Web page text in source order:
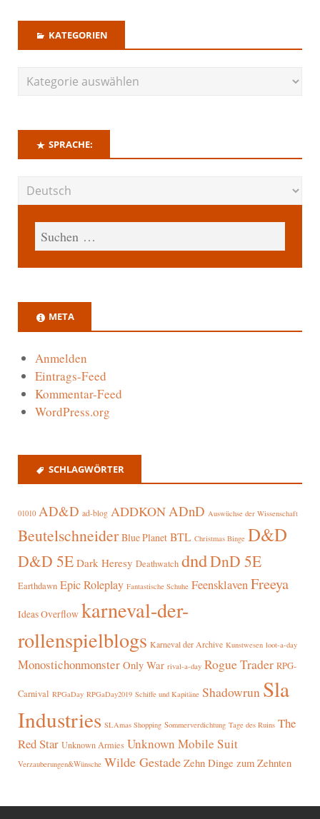
KATEGORIEN
SPRACHE:
META
Anmelden
Eintrags-Feed
Kommentar-Feed
WordPress.org
SCHLAGWÖRTER
01010 AD&D ad-blog ADDKONADnD Auswüchse der Wissenschaft
Beutelschneider Blue Planet BTL Christmas Binge D&D
D&D 5E Dark Heresy Deathwatch dndDnD 5E
Earthdawn Epic Roleplay Fantastische Schuhe FeensklavenFreeya
Ideas Overflow karneval-der-
rollenspielblogs Karneval der Archive Kunstwesen loot-a-day
Monostichonmonster Only War rival-a-day Rogue Trader RPG-
Carnival RPGaDay RPGaDay2019 Schiffe und Kapitäne Shadowrun Sla
Industries SLAmas Shopping Sommerverdichtung Tage des Ruins The
Red Star Unknown Armies Unknown Mobile Suit
Verzauberungen&Wünsche Wilde Gestade Zehn Dinge zum Zehnten